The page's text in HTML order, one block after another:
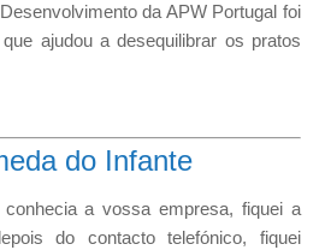
da APW Portugal foi
ajudou a desequilibrar os pratos
do Infante
a vossa empresa, fiquei a
do contacto telefónico, fiquei